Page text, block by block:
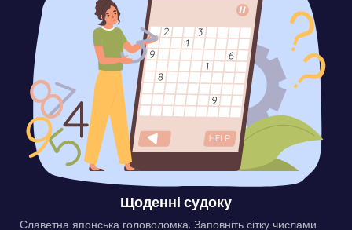
Щоденні судоку
Славетна японська головоломка. Заповніть сітку числами